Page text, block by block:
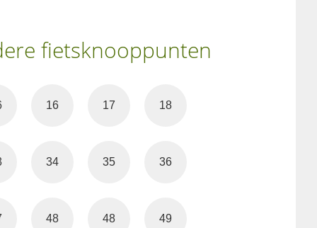
fietsknooppunten
16 17 18
34 35 36
48 48 49